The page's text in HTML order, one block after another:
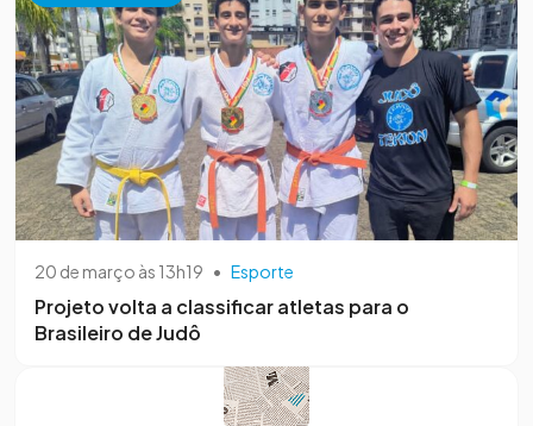
20 de março às 13h19 • Esporte
Projeto volta a classificar atletas para o
Brasileiro de Judô